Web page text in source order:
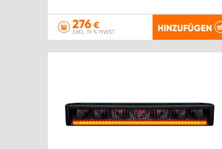
276 €
EXKL. 19 % MWST. HINZUFÜGEN